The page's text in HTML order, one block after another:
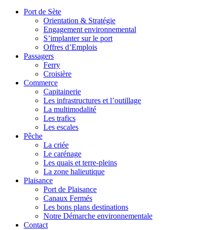
Port de Sète
Orientation & Stratégie
Engagement environnemental
S’implanter sur le port
Offres d’Emplois
Passagers
Ferry
Croisière
Commerce
Capitainerie
Les infrastructures et l’outillage
La multimodalité
Les trafics
Les escales
Pêche
La criée
Le carénage
Les quais et terre-pleins
La zone halieutique
Plaisance
Port de Plaisance
Canaux Fermés
Les bons plans destinations
Notre Démarche environnementale
Contact